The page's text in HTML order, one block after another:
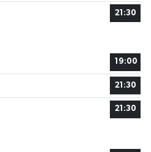
21:30
19:00
21:30
21:30